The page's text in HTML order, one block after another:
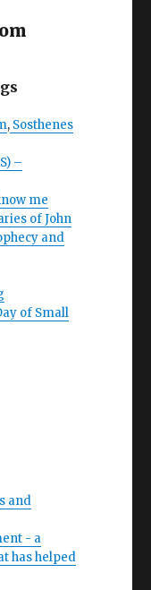
, Sosthenes
–
me
of John
and
of Small
and
- a
has helped